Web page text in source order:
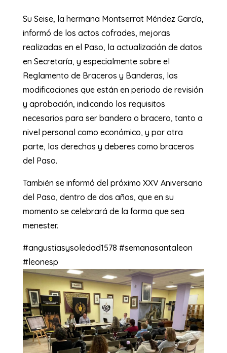
Su Seise, la hermana Montserrat Méndez García,
informó de los actos cofrades, mejoras
realizadas en el Paso, la actualización de datos
en Secretaría, y especialmente sobre el
Reglamento de Braceros y Banderas, las
modificaciones que están en periodo de revisión
y aprobación, indicando los requisitos
necesarios para ser bandera o bracero, tanto a
nivel personal como económico, y por otra
parte, los derechos y deberes como braceros
del Paso.
También se informó del próximo XXV Aniversario
del Paso, dentro de dos años, que en su
momento se celebrará de la forma que sea
menester.
#angustiasysoledad1578 #semanasantaleon
#leonesp